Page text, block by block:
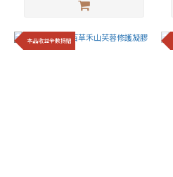
本品收益全數捐贈